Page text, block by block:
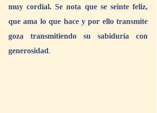
muy cordial. Se nota que se seinte feliz,
que ama lo que hace y por ello transmite
goza transmitiendo su sabiduría con
generosidad.